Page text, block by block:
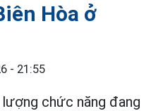
Hòa ở
- 21:55
chức năng đang